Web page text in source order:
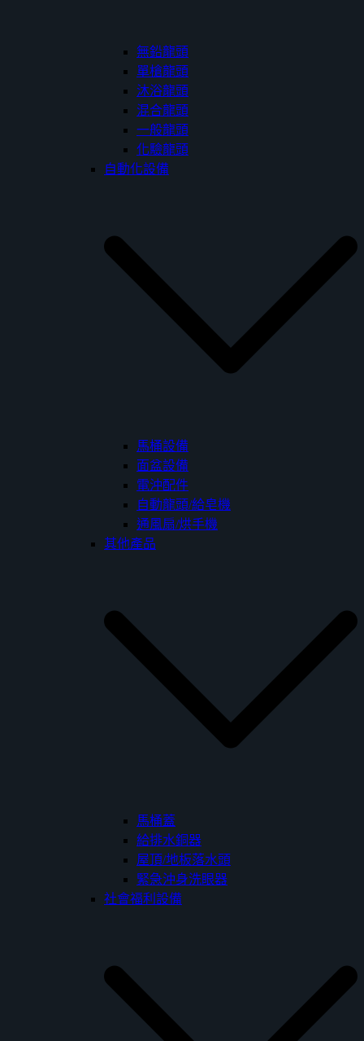
無鉛龍頭
單槍龍頭
沐浴龍頭
混合龍頭
一般龍頭
化驗龍頭
自動化設備
馬桶設備
面盆設備
電沖配件
自動龍頭/給皂機
通風扇/烘手機
其他產品
馬桶蓋
給排水銅器
屋頂/地板落水頭
緊急沖身洗眼器
社會福利設備